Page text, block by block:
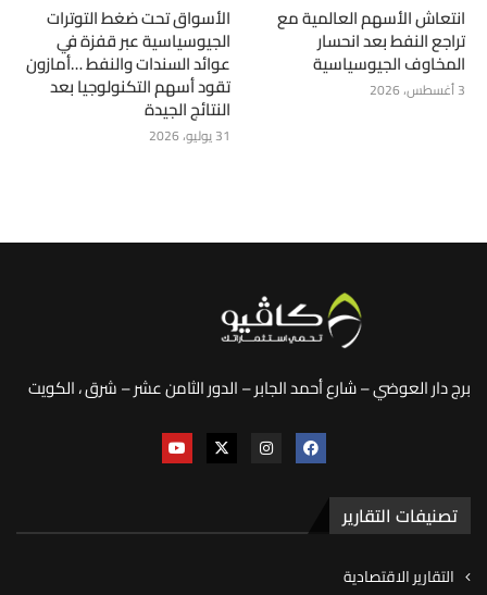
انتعاش الأسهم العالمية مع
تراجع النفط بعد انحسار
المخاوف الجيوسياسية
3 أغسطس، 2026
الأسواق تحت ضغط التوترات
الجيوسياسية عبر قفزة في
عوائد السندات والنفط …أمازون
تقود أسهم التكنولوجيا بعد
النتائج الجيدة
31 يوليو، 2026
برج دار العوضي – شارع أحمد الجابر – الدور الثامن عشر – شرق ، الكويت
تصنيفات التقارير
التقارير الاقتصادية